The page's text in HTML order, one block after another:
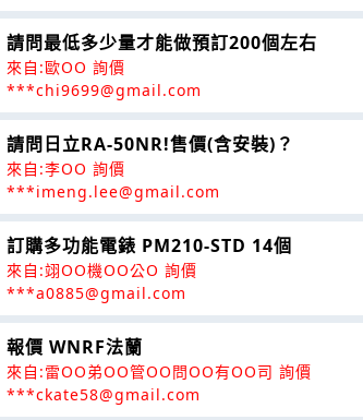
請問最低多少量才能做預訂200個左右
來自:歐OO 詢價
***chi9699@gmail.com
請問日立RA-50NR!售價(含安裝)？
來自:李OO 詢價
***imeng.lee@gmail.com
訂購多功能電錶 PM210-STD 14個
來自:翊OO機OO公O 詢價
***a0885@gmail.com
報價 WNRF法蘭
來自:雷OO弟OO管OO問OO有OO司 詢價
***ckate58@gmail.com